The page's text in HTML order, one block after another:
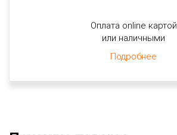
Оплата online картой
или наличными
Подробнее